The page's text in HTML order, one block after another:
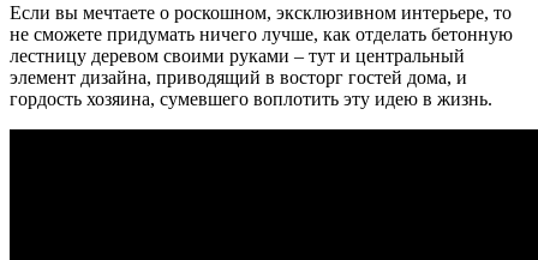
Если вы мечтаете о роскошном, эксклюзивном интерьере, то
не сможете придумать ничего лучше, как отделать бетонную
лестницу деревом своими руками – тут и центральный
элемент дизайна, приводящий в восторг гостей дома, и
гордость хозяина, сумевшего воплотить эту идею в жизнь.